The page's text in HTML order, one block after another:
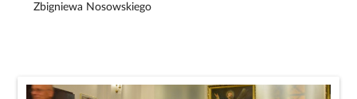
Zbigniewa Nosowskiego